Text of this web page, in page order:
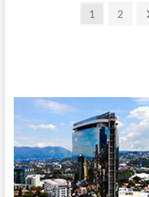
mortal
accidente
ferroviario
Paginación
Página
1 Página
2